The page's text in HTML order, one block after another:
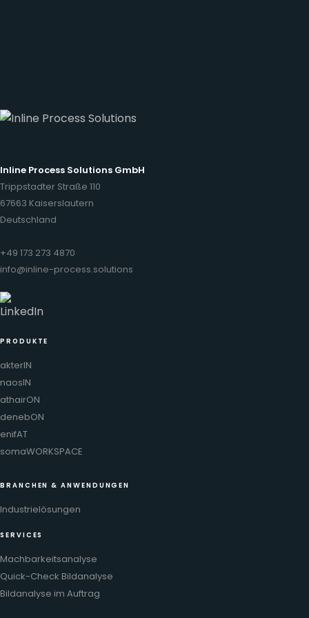
Inline Process Solutions GmbH
Trippstadter Straße 110
67663 Kaiserslautern
Deutschland
+49 173 273 4870
info@inline-process.solutions
PRODUKTE
akterIN
naosIN
athairON
denebON
enifAT
somaWORKSPACE
BRANCHEN & ANWENDUNGEN
Industrielösungen
SERVICES
Machbarkeitsanalyse
Quick-Check Bildanalyse
Bildanalyse im Auftrag